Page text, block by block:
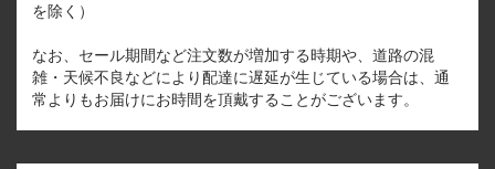
を除く）
なお、セール期間など注文数が増加する時期や、道路の混
雑・天候不良などにより配達に遅延が生じている場合は、通
常よりもお届けにお時間を頂戴することがございます。